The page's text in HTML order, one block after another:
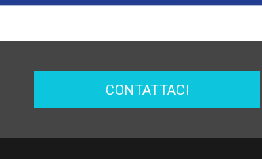
CONTATTACI